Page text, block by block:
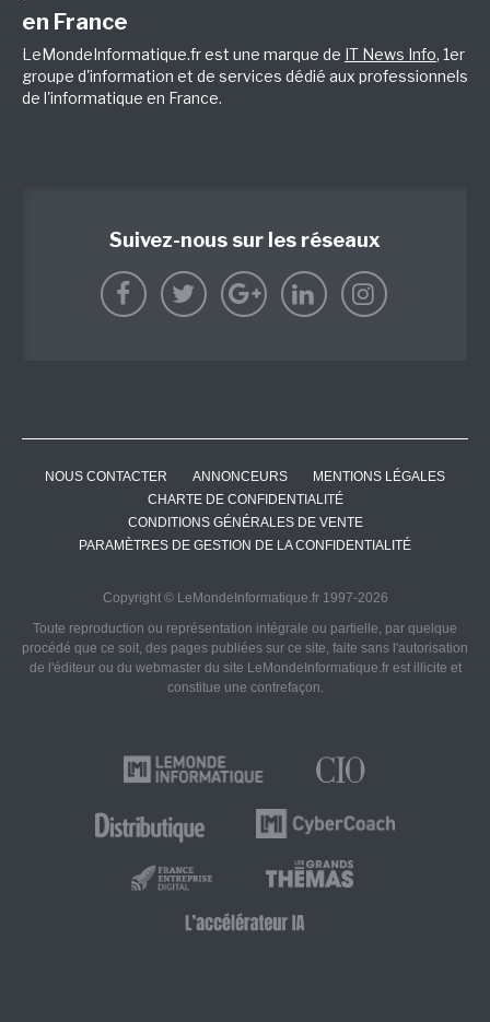
en France
LeMondeInformatique.fr est une marque de IT News Info, 1er
groupe d'information et de services dédié aux professionnels
de l'informatique en France.
Suivez-nous sur les réseaux
NOUS CONTACTER ANNONCEURS
MENTIONS LÉGALES
CHARTE DE CONFIDENTIALITÉ
CONDITIONS GÉNÉRALES DE VENTE
PARAMÈTRES DE GESTION DE LA CONFIDENTIALITÉ
Copyright © LeMondeInformatique.fr 1997-2026
Toute reproduction ou représentation intégrale ou partielle, par quelque
procédé que ce soit, des pages publiées sur ce site, faite sans l'autorisation
de l'éditeur ou du webmaster du site LeMondeInformatique.fr est illicite et
constitue une contrefaçon.